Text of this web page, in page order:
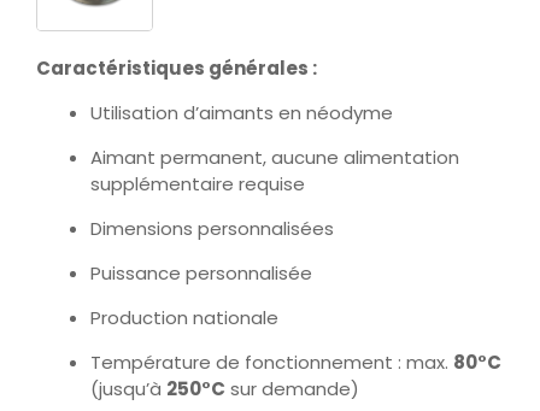
Caractéristiques générales :
Utilisation d’aimants en néodyme
Aimant permanent, aucune alimentation
supplémentaire requise
Dimensions personnalisées
Puissance personnalisée
Production nationale
Température de fonctionnement : max. 80°C
(jusqu’à 250°C sur demande)